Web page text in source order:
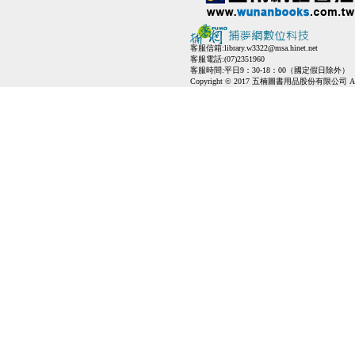
客服信箱:library.w3322@msa.hinet.net
客服電話:(07)2351960
客服時間:平日9：30-18：00（國定假日除外）
Copyright © 2017 五楠圖書用品股份有限公司